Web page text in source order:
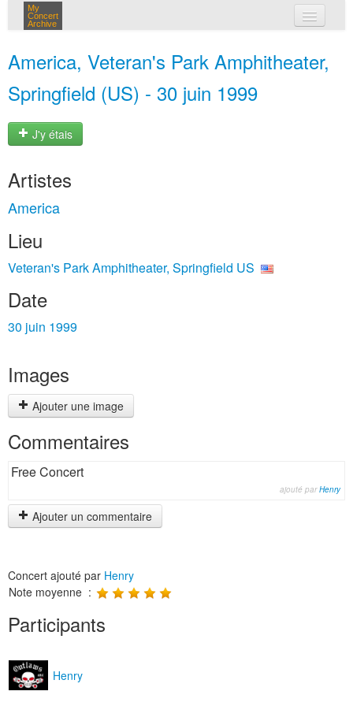
My
Concert
Archive
America, Veteran's Park Amphitheater,
Springfield (US) - 30 juin 1999
J'y étais
Artistes
America
Lieu
Veteran's Park Amphitheater, Springfield US
Date
30 juin 1999
Images
Ajouter une image
Commentaires
Free Concert
ajouté parHenry
Ajouter un commentaire
Concert ajouté par Henry
Note moyenne :
Participants
Henry